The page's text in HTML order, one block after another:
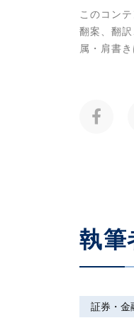
このコン
翻案、翻
属・肩書
執筆
証券・金